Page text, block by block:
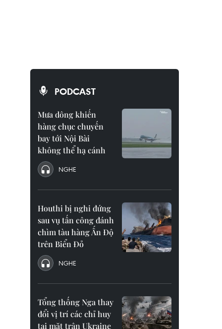
PODCAST
Mưa dông khiến
hàng chục chuyến
bay tới Nội Bài
không thể hạ cánh
NGHE
Houthi bị nghi đứng
sau vụ tấn công đánh
chìm tàu hàng Ấn Độ
trên Biển Đỏ
NGHE
Tổng thống Nga thay
đổi vị trí các chỉ huy
tại mặt trận Ukraine